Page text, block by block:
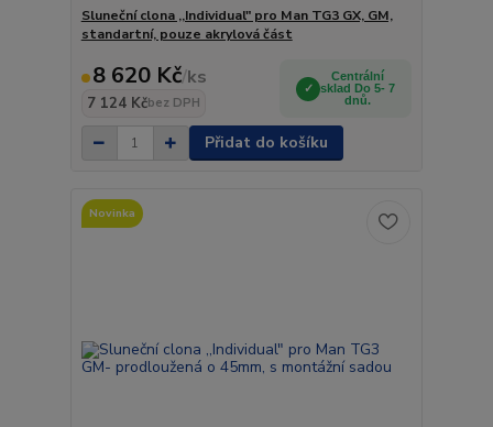
Sluneční clona ,,Individual" pro Man TG3 GX, GM,
standartní, pouze akrylová část
8 620 Kč/ks
7 124 Kčbez DPH
Centrální
sklad Do 5- 7
dnů.
Přidat do košíku
Novinka